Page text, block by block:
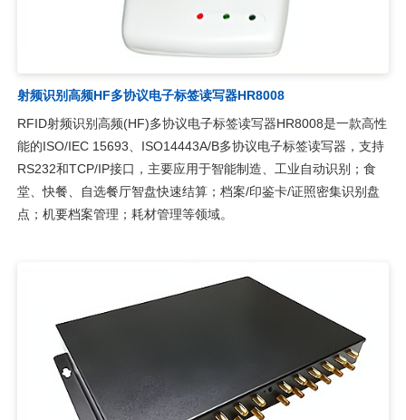
射频识别高频HF多协议电子标签读写器HR8008
RFID射频识别高频(HF)多协议电子标签读写器HR8008是一款高性
能的ISO/IEC 15693、ISO14443A/B多协议电子标签读写器，支持
RS232和TCP/IP接口，主要应用于智能制造、工业自动识别；食
堂、快餐、自选餐厅智盘快速结算；档案/印鉴卡/证照密集识别盘
点；机要档案管理；耗材管理等领域。